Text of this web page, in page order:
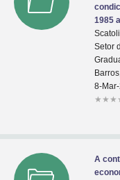
1985
Setor
8-
★ ★ ★
A